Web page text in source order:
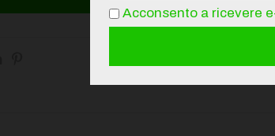
Acconsento a ricevere